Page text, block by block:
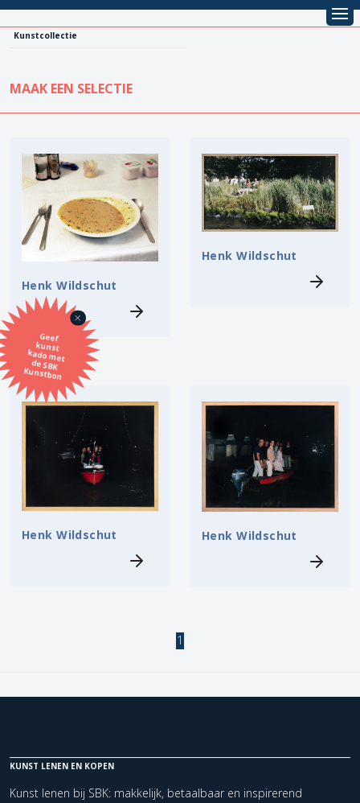
Kunstcollectie
Geef
kunst
kado met
de SBK
Kunstbon
MAAK EEN SELECTIE
KUNSTCOLLECTIE
Alle kunstwerken
Koopprijs
Vestiging
Onderwerp
Techniek
Kunstenaar
Formaat
Orientatie
Kleur
Henk Wildschut
Henk Wildschut
Henk Wildschut Henk Wildschut
1
KUNST LENEN EN KOPEN
Kunst lenen bij SBK: makkelijk, betaalbaar en inspirerend